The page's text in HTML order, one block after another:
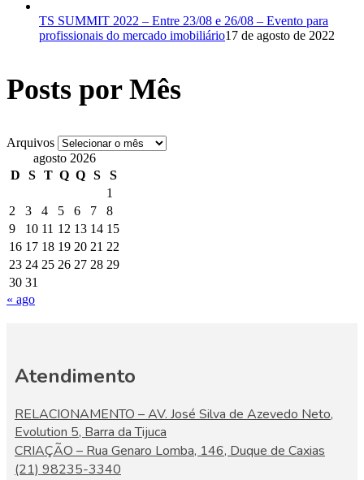
TS SUMMIT 2022 – Entre 23/08 e 26/08 – Evento para
profissionais do mercado imobiliário17 de agosto de 2022
Posts por Mês
Arquivos
agosto 2026
D
S T Q Q S
S
1
2
3 4 5 6 7
8
9
10 11 12 13 14 15
16 17 18 19 20 21 22
23 24 25 26 27 28 29
30 31
« ago
Atendimento
RELACIONAMENTO – AV. José Silva de Azevedo Neto,
Evolution 5, Barra da Tijuca
CRIAÇÃO – Rua Genaro Lomba, 146, Duque de Caxias
(21) 98235-3340